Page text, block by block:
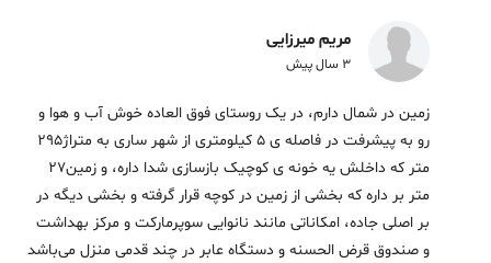
مریم میرزایی
3 سال پیش
زمین در شمال دارم، در یک روستای فوق العاده خوش آب و هوا و
رو به پیشرفت در فاصله ی 5 کیلومتری از شهر ساری به متراژ295
متر که داخلش یه خونه ی کوچیک بازسازی شدا داره، و زمین27
متر بر داره که بخشی از زمین در کوچه قرار گرفته و بخشی دیگه در
بر اصلی جاده، امکاناتی مانند نانوایی سوپرمارکت و مرکز بهداشت
و صندوق قرض الحسنه و دستگاه عابر در چند قدمی منزل می‌باشد